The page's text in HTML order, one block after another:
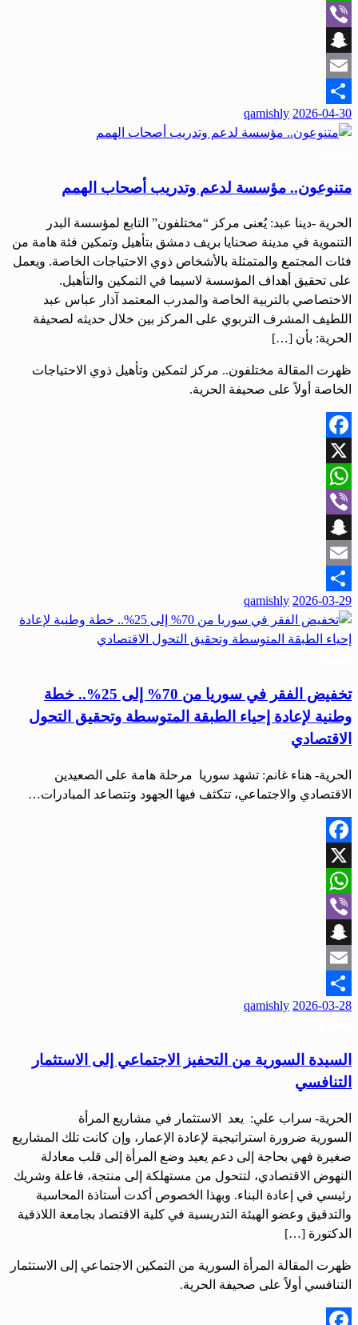
WhatsApp
Viber
Snapchat
Email
Share
2026-04-30
qamishly
متنوعون.. مؤسسة لدعم وتدريب أصحاب الهمم
الحرية -دينا عبد: يُعنى مركز “مختلفون” التابع لمؤسسة البدر
التنموية في مدينة صحنايا بريف دمشق بتأهيل وتمكين فئة هامة من
فئات المجتمع والمتمثلة بالأشخاص ذوي الاحتياجات الخاصة. ويعمل
على تحقيق أهداف المؤسسة لاسيما في التمكين والتأهيل.
الاختصاصي بالتربية الخاصة والمدرب المعتمد آذار عباس عبد
اللطيف المشرف التربوي على المركز بين خلال حديثه لصحيفة
الحرية: بأن […]
ظهرت المقالة مختلفون.. مركز لتمكين وتأهيل ذوي الاحتياجات
الخاصة أولاً على صحيفة الحرية.
Facebook
X
WhatsApp
Viber
Snapchat
Email
Share
2026-03-29
qamishly
تخفيض الفقر في سوريا من 70% إلى 25%.. خطة
وطنية لإعادة إحياء الطبقة المتوسطة وتحقيق التحول
الاقتصادي
الحرية- هناء غانم: تشهد سوريا مرحلة هامة على الصعيدين
الاقتصادي والاجتماعي، تتكثف فيها الجهود وتتصاعد المبادرات…
Facebook
X
WhatsApp
Viber
Snapchat
Email
Share
2026-03-28
qamishly
السيدة السورية من التحفيز الاجتماعي إلى الاستثمار
التنافسي
الحرية- سراب علي: يعد الاستثمار في مشاريع المرأة
السورية ضرورة استراتيجية لإعادة الإعمار، وإن كانت تلك المشاريع
صغيرة فهي بحاجة إلى دعم يعيد وضع المرأة إلى قلب معادلة
النهوض الاقتصادي، لتتحول من مستهلكة إلى منتجة، فاعلة وشريك
رئيسي في إعادة البناء. وبهذا الخصوص أكدت أستاذة المحاسبة
والتدقيق وعضو الهيئة التدريسية في كلية الاقتصاد بجامعة اللاذقية
الدكتورة […]
ظهرت المقالة المرأة السورية من التمكين الاجتماعي إلى الاستثمار
التنافسي أولاً على صحيفة الحرية.